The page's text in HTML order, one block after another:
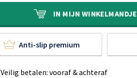
€40,00.
€29,90.
IN MIJN WINKELMANDJE
Anti-slip premium
Veilig betalen: vooraf & achteraf